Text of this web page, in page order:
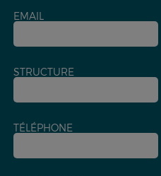
EMAIL
STRUCTURE
TÉLÉPHONE